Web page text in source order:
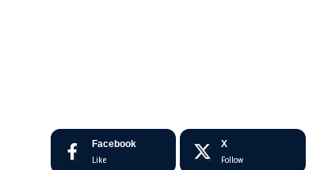
Facebook
Like
X
Follow